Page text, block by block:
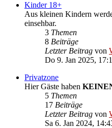
Kinder 18+
Aus kleinen Kindern
einsehbar.
3 Themen
8 Beiträge
Letzter Beitrag von
Do 9. Jan 2025,
Privatzone
Hier Gäste haben
5 Themen
17 Beiträge
Letzter Beitrag von
Sa 6. Jan 2024,